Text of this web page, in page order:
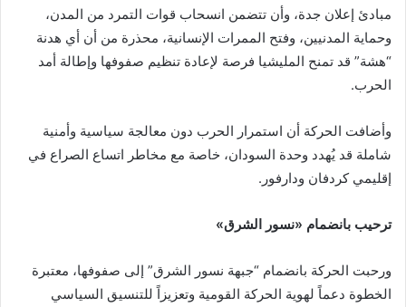
مبادئ إعلان جدة، وأن تتضمن انسحاب قوات التمرد من المدن،
وحماية المدنيين، وفتح الممرات الإنسانية، محذرة من أن أي هدنة
“هشة” قد تمنح المليشيا فرصة لإعادة تنظيم صفوفها وإطالة أمد
الحرب.
وأضافت الحركة أن استمرار الحرب دون معالجة سياسية وأمنية
شاملة قد يُهدد وحدة السودان، خاصة مع مخاطر اتساع الصراع في
إقليمي كردفان ودارفور.
ترحيب بانضمام «نسور الشرق»
ورحبت الحركة بانضمام “جبهة نسور الشرق” إلى صفوفها، معتبرة
الخطوة دعماً لهوية الحركة القومية وتعزيزاً للتنسيق السياسي